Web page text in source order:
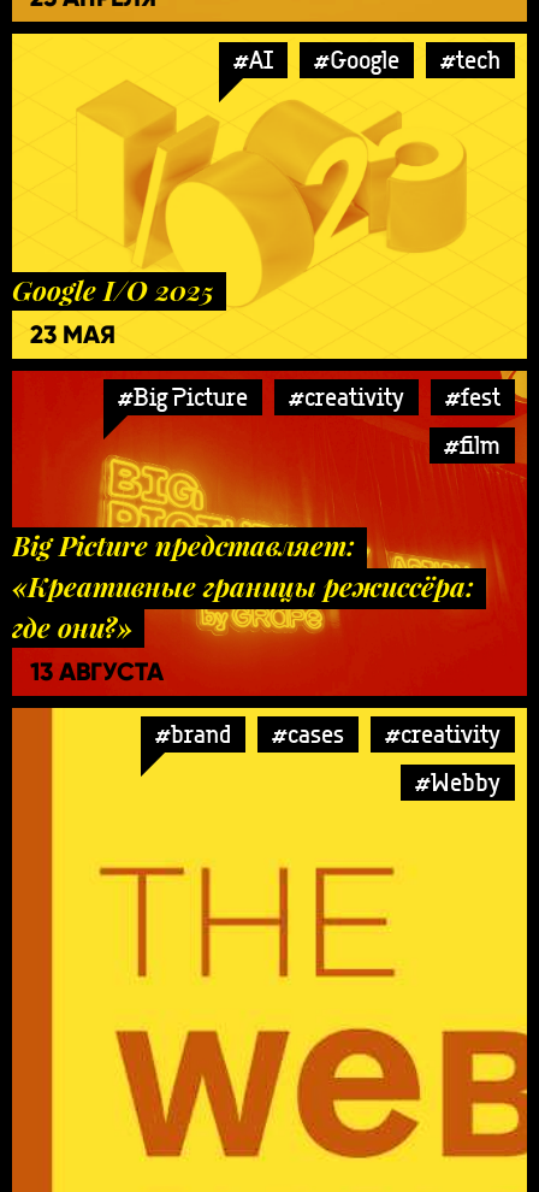
#AI #Google #tech
Google I/O 2025
23 МАЯ
#Big Picture #creativity
#fest
#film
Big Picture представляет:
«Креативные границы режиссёра:
где они?»
13 АВГУСТА
#brand #cases
#creativity
#Webby